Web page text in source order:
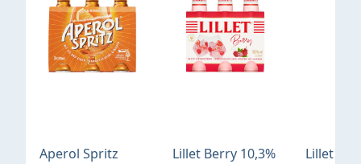
Aperol Spritz
Lillet Berry 10,3%
Lillet